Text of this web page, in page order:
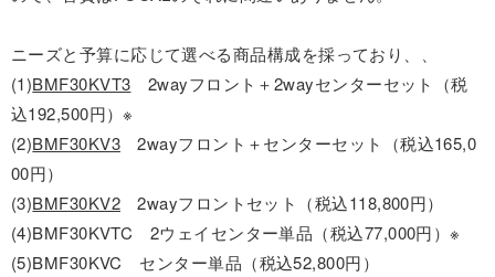
ニーズと予算に応じて選べる商品構成を採っており、、
(1)BMF30KVT3 2wayフロント＋2wayセンターセット（税
込192,500円）※
(2)BMF30KV32wayフロント＋センターセット（税込165,0
00円）
(3)BMF30KV22wayフロントセット（税込118,800円）
(4)BMF30KVTC 2ウェイセンター単品（税込77,000円）※
(5)BMF30KVC センター単品（税込52,800円）